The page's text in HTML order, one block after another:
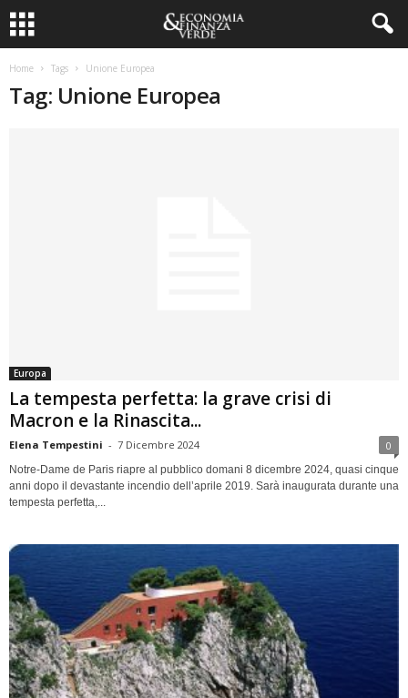
Home Tags Unione Europea
Tag: Unione Europea
Europa
La tempesta perfetta: la grave crisi di
Macron e la Rinascita...
Elena Tempestini - 7 Dicembre 2024 0
Notre-Dame de Paris riapre al pubblico domani 8 dicembre 2024, quasi cinque
anni dopo il devastante incendio dell’aprile 2019. Sarà inaugurata durante una
tempesta perfetta,...